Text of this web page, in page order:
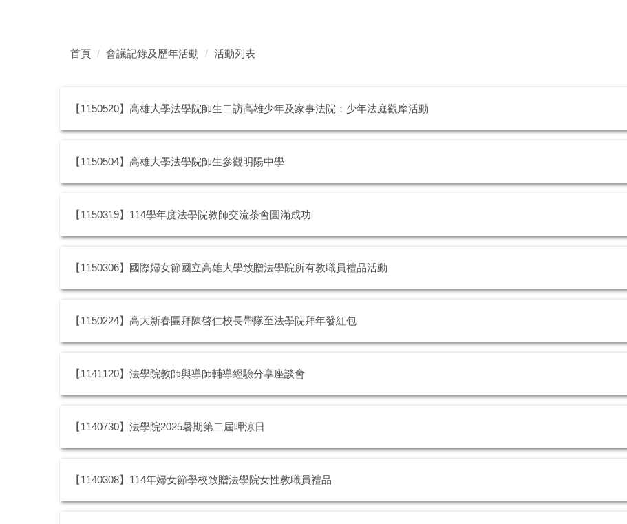
首頁 會議記錄及歷年活動 活動列表
【1150520】高雄大學法學院師生二訪高雄少年及家事法院：少年法庭觀摩活動
【1150504】高雄大學法學院師生參觀明陽中學
【1150319】114學年度法學院教師交流茶會圓滿成功
【1150306】國際婦女節國立高雄大學致贈法學院所有教職員禮品活動
【1150224】高大新春團拜陳啓仁校長帶隊至法學院拜年發紅包
【1141120】法學院教師與導師輔導經驗分享座談會
【1140730】法學院2025暑期第二屆呷涼日
【1140308】114年婦女節學校致贈法學院女性教職員禮品